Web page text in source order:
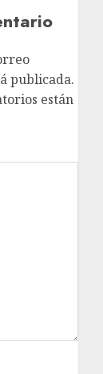
publicada.
están